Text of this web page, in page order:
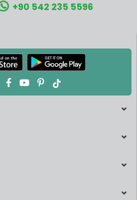
+90 542 235 5596